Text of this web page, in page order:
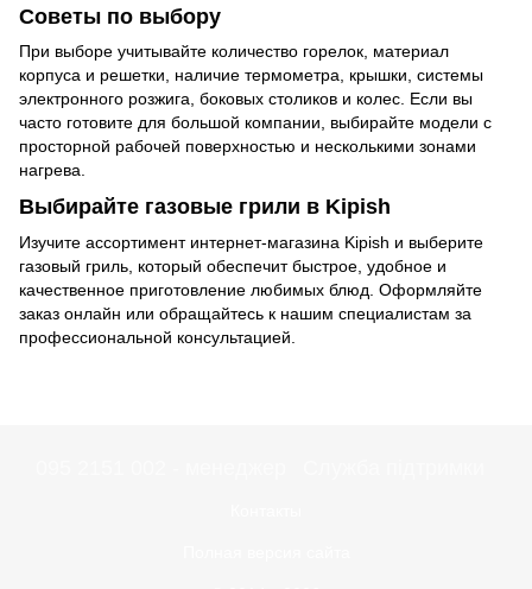
Советы по выбору
При выборе учитывайте количество горелок, материал
корпуса и решетки, наличие термометра, крышки, системы
электронного розжига, боковых столиков и колес. Если вы
часто готовите для большой компании, выбирайте модели с
просторной рабочей поверхностью и несколькими зонами
нагрева.
Выбирайте газовые грили в Kipish
Изучите ассортимент интернет-магазина Kipish и выберите
газовый гриль, который обеспечит быстрое, удобное и
качественное приготовление любимых блюд. Оформляйте
заказ онлайн или обращайтесь к нашим специалистам за
профессиональной консультацией.